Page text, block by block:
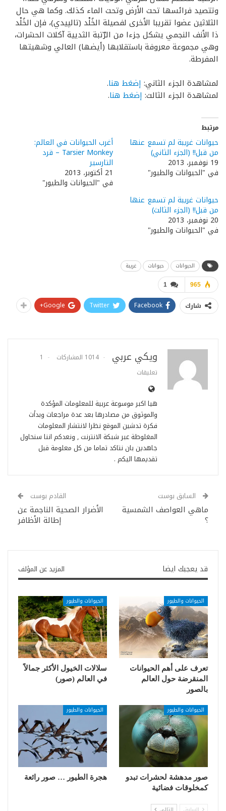
وتتصيد فرائسها تحت الأرض وتحت الماء كذلك. وكما هي حال
الثلاثين عضوا تقريبا الأخرى لفصيلة الخُلْد (تالپيدي)، فإن الخُلْد
ذا الأنف النجمي يشكل جزءا من الرّتبة الثديية آكلات الحشرات،
وهي مجموعة معروفة باستقلابها (أيضها) العالي وشهيتها
المفرطة.
لمشاهدة الجزء الثاني: إضغط هنا.
لمشاهدة الجزء الثالث: إضغط هنا.
مرتبط
حيوانات غريبة لم تسمع عنها
من قبل!! (الجزء الثاني)
19 نوفمبر، 2013
في "الحيوانات والطيور"
أغرب الحيوانات في العالم:
Tarsier Monkey – قرد
التارسير
21 أكتوبر، 2013
في "الحيوانات والطيور"
حيوانات غريبة لم تسمع عنها
من قبل!! (الجزء الثالث)
20 نوفمبر، 2013
في "الحيوانات والطيور"
الحيوانات حيوانات غريبة
1 965
شارك Facebook
Twitter
Google+
ويكي عربي 1014 المشاركات
1
تعليقات
هيا اكبر موسوعة عربية للمعلومات المؤكدة
والموثوق من مصادرها بعد عدة مراجعات وبدأت
فكرة تدشين الموقع نظرا لانتشار المعلومات
المغلوطة عبر شبكة الانترنت , ونعدكم اننا سنحاول
جاهدين بان نتاكد تماما من كل معلومة قبل
تقديمها اليكم .
السابق بوست
ماهي العواصف الشمسية
؟
القادم بوست
الأضرار الصحية الناجمة عن
إطالة الأظافر
قد يعجبك ايضا المزيد عن المؤلف
الحيوانات والطيور
تعرف على أهم الحيوانات
المنقرضة حول العالم
بالصور
الحيوانات والطيور
سلالات الخيول الأكثر جمالاً
في العالم (صور)
الحيوانات والطيور
صور مدهشة لحشرات تبدو
كمخلوقات فضائية
الحيوانات والطيور
هجرة الطيور … صور رائعة